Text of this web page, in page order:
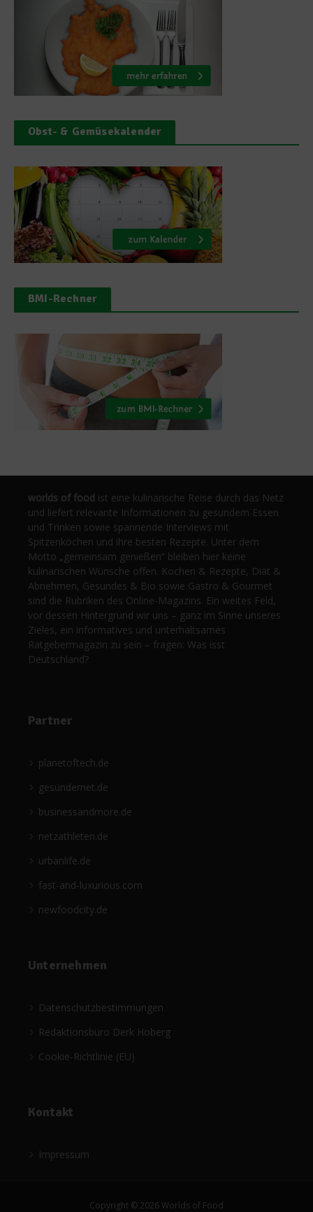
Obst- & Gemüsekalender
BMI-Rechner
worlds of food ist eine kulinarische Reise durch das Netz
und liefert relevante Informationen zu gesundem Essen
und Trinken sowie spannende Interviews mit
Spitzenköchen und ihre besten Rezepte. Unter dem
Motto „gemeinsam genießen“ bleiben hier keine
kulinarischen Wünsche offen. Kochen & Rezepte, Diät &
Abnehmen, Gesundes & Bio sowie Gastro & Gourmet
sind die Rubriken des Online-Magazins. Ein weites Feld,
vor dessen Hintergrund wir uns – ganz im Sinne unseres
Zieles, ein informatives und unterhaltsames
Ratgebermagazin zu sein – fragen: Was isst
Deutschland?
Partner
planetoftech.de
gesündernet.de
businessandmore.de
netzathleten.de
urbanlife.de
fast-and-luxurious.com
newfoodcity.de
Unternehmen
Datenschutzbestimmungen
Redaktionsbüro Derk Hoberg
Cookie-Richtlinie (EU)
Kontakt
Impressum
Copyright © 2026 Worlds of Food